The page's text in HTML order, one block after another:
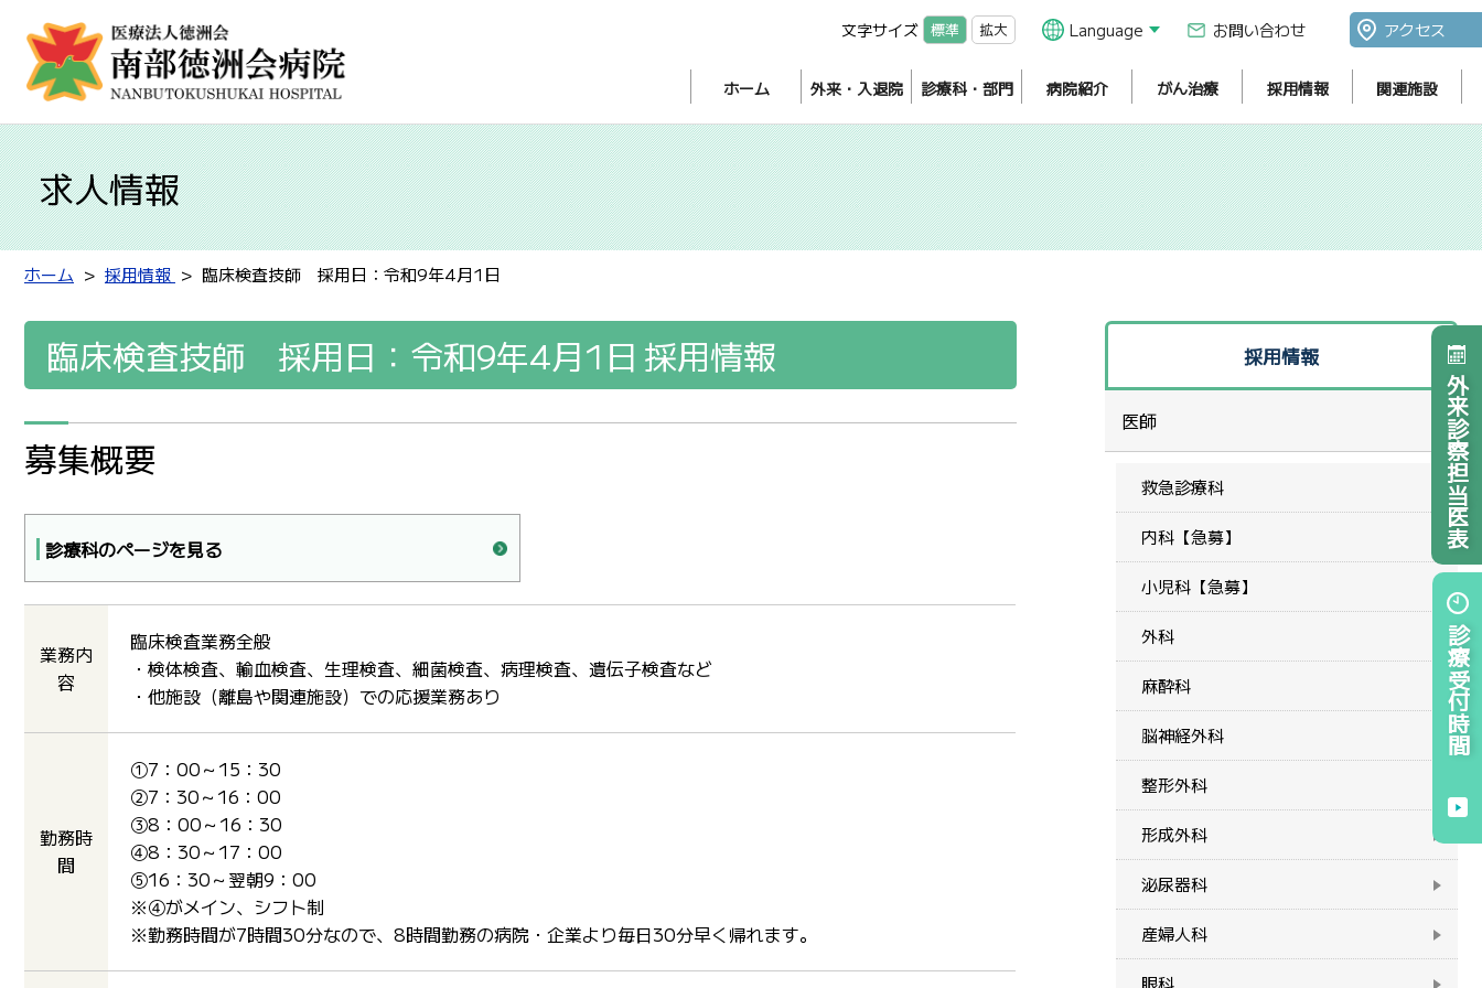
外来診察担当医表
診療受付時間
文字サイズ 標準 拡大 Language お問い合わせ アクセス
ホーム 外来・入退院 診療科・部門 病院紹介 がん治療 採用情報 関連施設
求人情報
ホーム 採用情報 臨床検査技師 採用日：令和9年4月1日
臨床検査技師 採用日：令和9年4月1日 採用情報
募集概要
診療科のページを見る
業務内
容
臨床検査業務全般
・検体検査、輸血検査、生理検査、細菌検査、病理検査、遺伝子検査など
・他施設（離島や関連施設）での応援業務あり
勤務時
間
①7：00～15：30
②7：30～16：00
③8：00～16：30
④8：30～17：00
⑤16：30～翌朝9：00
※④がメイン、シフト制
※勤務時間が7時間30分なので、8時間勤務の病院・企業より毎日30分早く帰れます。
採用情報
医師
救急診療科
内科【急募】
小児科【急募】
外科
麻酔科
脳神経外科
整形外科
形成外科
泌尿器科
産婦人科
眼科